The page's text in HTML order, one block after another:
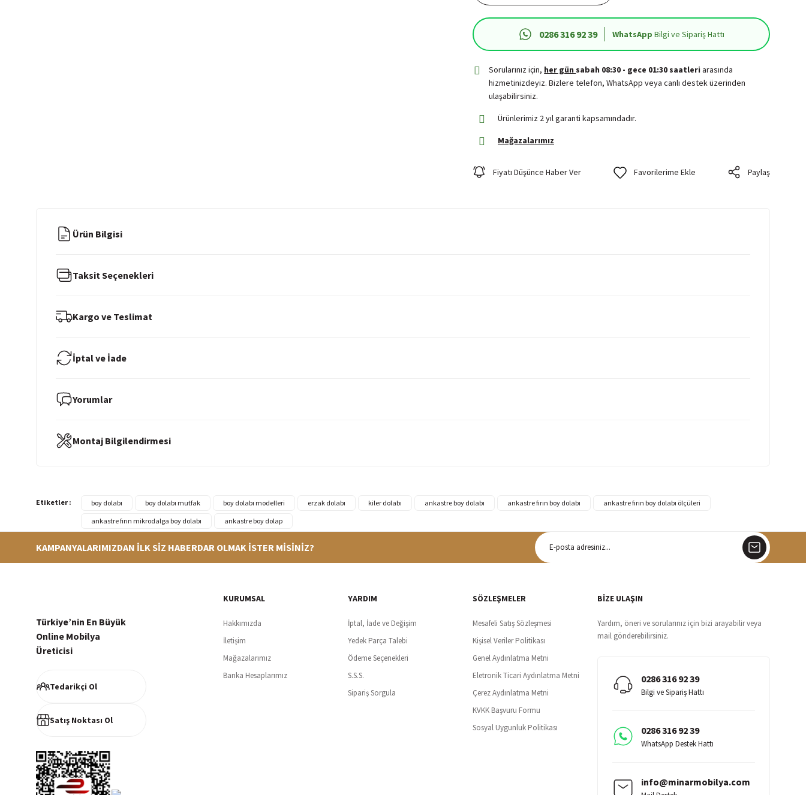
0286 316 92 39 WhatsApp Bilgi ve Sipariş Hattı
Sorularınız için, her gün sabah 08:30 - gece 01:30 saatleriarasında
hizmetinizdeyiz. Bizlere telefon, WhatsApp veya canlı destek üzerinden
ulaşabilirsiniz.
Ürünlerimiz 2 yıl garanti kapsamındadır.
Mağazalarımız
Fiyatı Düşünce Haber Ver Paylaş
Ürün Bilgisi
Taksit Seçenekleri
Kargo ve Teslimat
İptal ve İade
Yorumlar
Montaj Bilgilendirmesi
Etiketler : boy dolabı boy dolabı mutfak boy dolabı modelleri erzak dolabı kiler dolabı ankastre boy dolabı ankastre fırın boy dolabı
ankastre fırın boy dolabı ölçüleri
ankastre fırın mikrodalga boy dolabı
ankastre boy dolap
Siparişleriniz en kısa sürede hazırlanarak kargoya verilir
256Bit SSl sertifikası ve 3D ödeme ile bilgileriniz güvende
Tüm ürünlerde ücretsiz teslimat
%100 müşteri memnuniyeti odaklı ve güvenilir hizmet anlayışı
KAMPANYALARIMIZDAN İLK SİZ HABERDAR OLMAK İSTER MİSİNİZ?
Türkiye’nin En Büyük
Online Mobilya
Üreticisi
Tedarikçi Ol
Satış Noktası Ol
KURUMSAL
Hakkımızda
İletişim
Mağazalarımız
Banka Hesaplarımız
YARDIM
İptal, İade ve Değişim
Yedek Parça Talebi
Ödeme Seçenekleri
S.S.S.
Sipariş Sorgula
SÖZLEŞMELER
Mesafeli Satış Sözleşmesi
Kişisel Veriler Politikası
Genel Aydınlatma Metni
Eletronik Ticari Aydınlatma Metni
Çerez Aydınlatma Metni
KVKK Başvuru Formu
Sosyal Uygunluk Politikası
BİZE ULAŞIN
Yardım, öneri ve sorularınız için bizi arayabilir veya
mail gönderebilirsiniz.
0286 316 92 39
Bilgi ve Sipariş Hattı
0286 316 92 39
WhatsApp Destek Hattı
info@minarmobilya.com